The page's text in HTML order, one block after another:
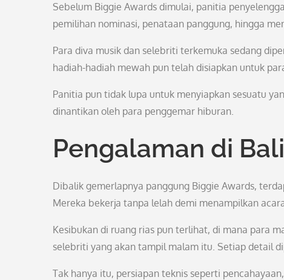
Sebelum Biggie Awards dimulai, panitia
pemilihan nominasi, penataan panggung, hingga
Para diva musik dan selebriti terkemuka sedang
hadiah-hadiah mewah pun telah disiapkan untuk
Panitia pun tidak lupa untuk menyiapkan sesuatu
dinantikan oleh para penggemar hiburan.
Pengalaman di
Dibalik gemerlapnya panggung Biggie Awards,
Mereka bekerja tanpa lelah demi menampilkan
Kesibukan di ruang rias pun terlihat, di mana para
selebriti yang akan tampil malam itu. Setiap detail
Tak hanya itu, persiapan teknis seperti